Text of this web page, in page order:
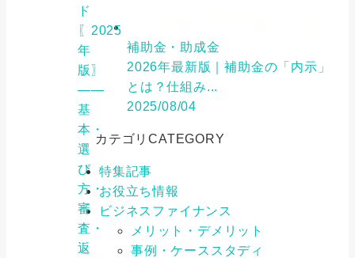
ド
〖2025
年
版〗
――
基
本・
選
び
方・
審
査・
返
補助金・助成金
2026年最新版｜補助金の「内示」
とは？仕組み...
2025/08/04
カテゴリCATEGORY
特集記事
お役立ち情報
ビジネスファイナンス
メリット・デメリット
事例・ケーススタディ